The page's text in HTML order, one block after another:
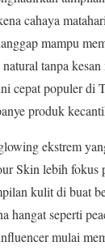
cahaya
mampu
tanpa
cepat populer di
produk
ekstrem
Skin lebih fokus
kulit di buat
hangat seperti
mulai